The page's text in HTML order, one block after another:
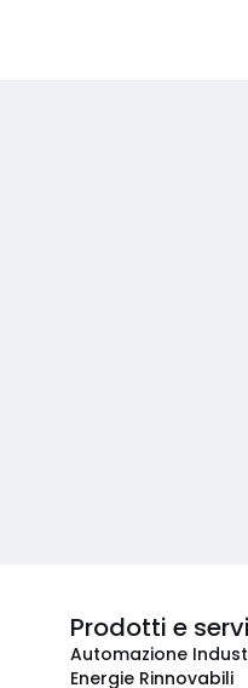
Prodotti e
Automazione
Energie Rinnovabili